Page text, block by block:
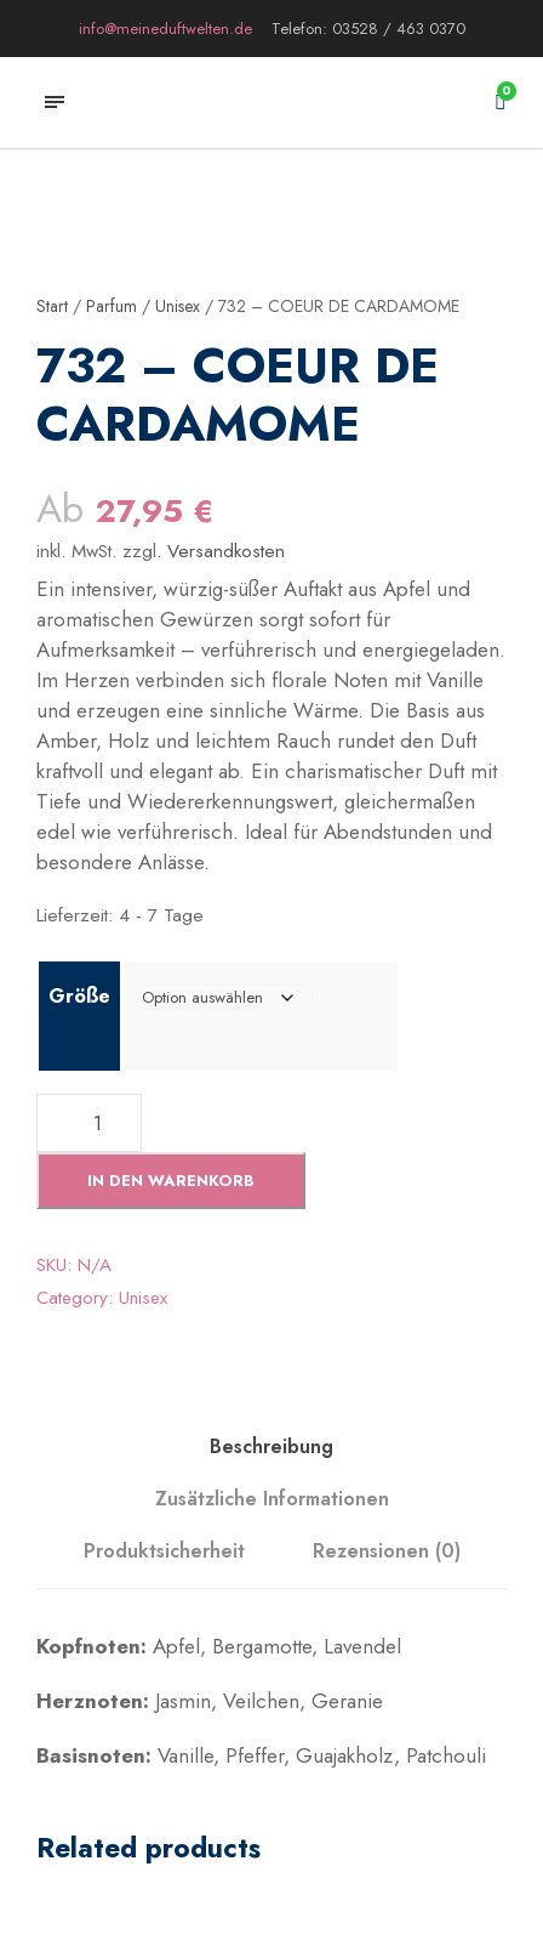
info@meineduftwelten.de Telefon: 03528 / 463 0370
0
Start / Parfum / Unisex / 732 – COEUR DE CARDAMOME
732 – COEUR DE
CARDAMOME
Ab 27,95 €
inkl. MwSt. zzgl. Versandkosten
Ein intensiver, würzig-süßer Auftakt aus Apfel und
aromatischen Gewürzen sorgt sofort für
Aufmerksamkeit – verführerisch und energiegeladen.
Im Herzen verbinden sich florale Noten mit Vanille
und erzeugen eine sinnliche Wärme. Die Basis aus
Amber, Holz und leichtem Rauch rundet den Duft
kraftvoll und elegant ab. Ein charismatischer Duft mit
Tiefe und Wiedererkennungswert, gleichermaßen
edel wie verführerisch. Ideal für Abendstunden und
besondere Anlässe.
Lieferzeit: 4 - 7 Tage
Größe
O
E
M
M
e
e
IN DEN WARENKORB
SKU: N/A
Category: Unisex
Beschreibung
Zusätzliche Informationen
Produktsicherheit
Rezensionen (0)
Kopfnoten: Apfel, Bergamotte, Lavendel
Herznoten: Jasmin, Veilchen, Geranie
Basisnoten: Vanille, Pfeffer, Guajakholz, Patchouli
Related products